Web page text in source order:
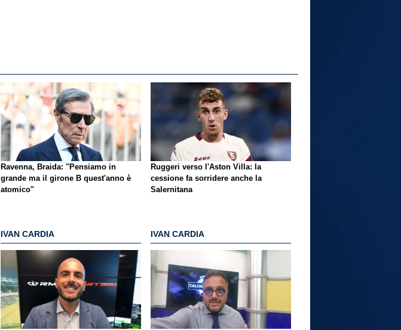
Ravenna, Braida: "Pensiamo in
grande ma il girone B quest'anno è
atomico"
Ruggeri verso l'Aston Villa: la
cessione fa sorridere anche la
Salernitana
IVAN CARDIA IVAN CARDIA